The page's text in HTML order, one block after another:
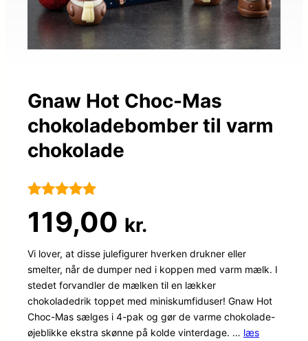
Gnaw Hot Choc-Mas
chokoladebomber til varm
chokolade
som5 ud
af 5
baseret på
kundebedøm
melser
119,00 kr.
Vi lover, at disse julefigurer hverken drukner eller
smelter, når de dumper ned i koppen med varm mælk. I
stedet forvandler de mælken til en lækker
chokoladedrik toppet med miniskumfiduser! Gnaw Hot
Choc-Mas sælges i 4-pak og gør de varme chokolade-
øjeblikke ekstra skønne på kolde vinterdage. … læs